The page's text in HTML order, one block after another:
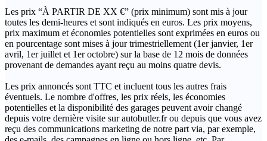
Les prix “À PARTIR DE XX €” (prix minimum) sont mis à jour
toutes les demi-heures et sont indiqués en euros. Les prix moyens,
prix maximum et économies potentielles sont exprimées en euros ou
en pourcentage sont mises à jour trimestriellement (1er janvier, 1er
avril, 1er juillet et 1er octobre) sur la base de 12 mois de données
provenant de demandes ayant reçu au moins quatre devis.
Les prix annoncés sont TTC et incluent tous les autres frais
éventuels. Le nombre d'offres, les prix réels, les économies
potentielles et la disponibilité des garages peuvent avoir changé
depuis votre dernière visite sur autobutler.fr ou depuis que vous avez
reçu des communications marketing de notre part via, par exemple,